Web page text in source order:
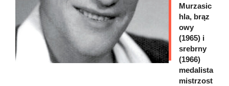
Murzasic
hla, brąz
owy
(1965) i
srebrny
(1966)
medalista
mistrzost